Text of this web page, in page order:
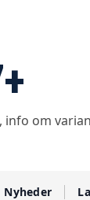
om
Nyheder